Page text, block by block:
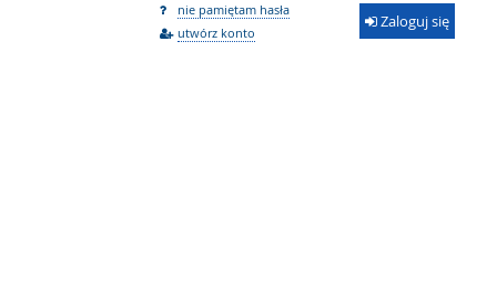
nie pamiętam hasła
utwórz konto
Zaloguj się